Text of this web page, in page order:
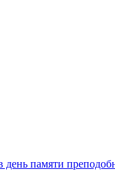
памяти